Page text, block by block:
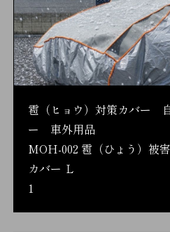
雹（ヒョウ）対策カバー
ー 車外用品
MOH-002 雹（ひょう）被
カバー Ｌ
1